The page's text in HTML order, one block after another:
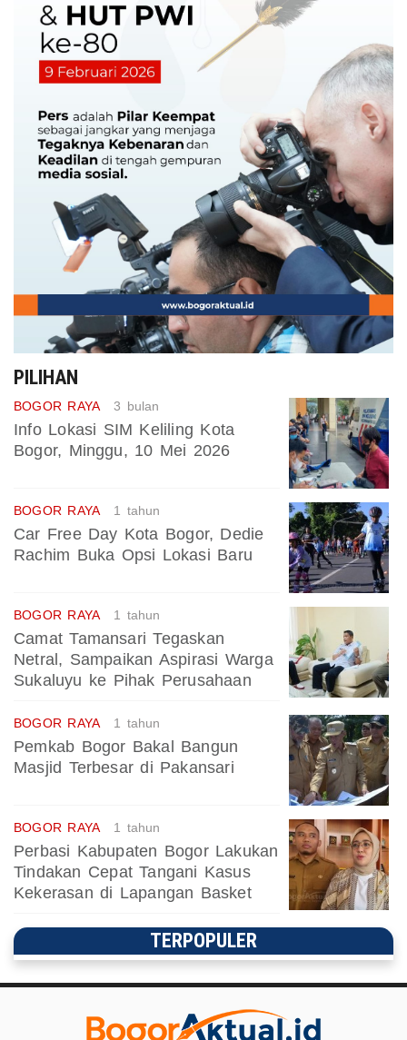
PILIHAN
BOGOR RAYA 3 bulan
Info Lokasi SIM Keliling Kota
Bogor, Minggu, 10 Mei 2026
BOGOR RAYA 1 tahun
Car Free Day Kota Bogor, Dedie
Rachim Buka Opsi Lokasi Baru
BOGOR RAYA 1 tahun
Camat Tamansari Tegaskan
Netral, Sampaikan Aspirasi Warga
Sukaluyu ke Pihak Perusahaan
BOGOR RAYA 1 tahun
Pemkab Bogor Bakal Bangun
Masjid Terbesar di Pakansari
BOGOR RAYA 1 tahun
Perbasi Kabupaten Bogor Lakukan
Tindakan Cepat Tangani Kasus
Kekerasan di Lapangan Basket
TERPOPULER